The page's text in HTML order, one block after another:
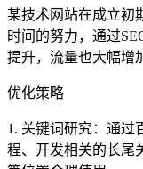
某技术网站在成立初
时间的努力，通过
提升，流量也大幅增
优化策略
1. 关键词研究：通过
程、开发相关的长尾